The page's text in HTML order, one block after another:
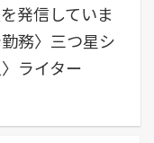
発信していま
務〉三つ星シ
ライター